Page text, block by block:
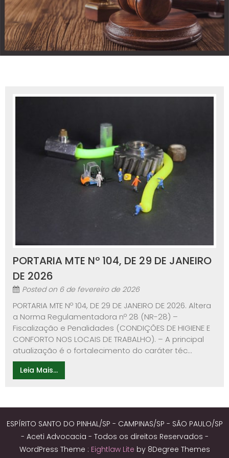
PORTARIA MTE Nº 104, DE 29 DE JANEIRO
DE 2026
Posted on 6 de fevereiro de 2026
PORTARIA MTE Nº 104, DE 29 DE JANEIRO DE 2026. Altera
a Norma Regulamentadora nº 28 (NR-28) –
Fiscalização e Penalidades (CONDIÇÕES DE HIGIENE E
CONFORTO NOS LOCAIS DE TRABALHO). – A principal
atualização é o fortalecimento do caráter téc...
Leia Mais...
ESPÍRITO SANTO DO PINHAL/SP - CAMPINAS/SP - SÃO PAULO/SP
- Aceti Advocacia - Todos os direitos Reservados -
WordPress Theme : Eightlaw Lite by 8Degree Themes